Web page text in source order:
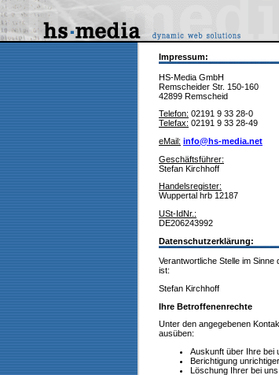
Impressum:
HS-Media GmbH
Remscheider Str. 150-160
42899 Remscheid
Telefon: 02191 9 33 28-0
Telefax: 02191 9 33 28-49
eMail: info@hs-media.net
Geschäftsführer:
Stefan Kirchhoff
Handelsregister:
Wuppertal hrb 12187
USt-IdNr.:
DE206243992
Datenschutzerklärung:
Verantwortliche Stelle im
ist:
Stefan Kirchhoff
Ihre Betroffenenrechte
Unter den angegebenen
ausüben:
Auskunft über Ihre bei
Berichtigung
Löschung Ihrer bei